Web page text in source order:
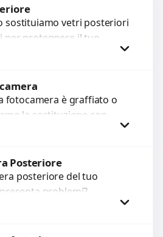
Procedi
sostituiamo vetri posteriori
per proteggere il tuo
ripristinare l’estetica
Procedi
fotocamera è graffiato o
la sostituzione con
qualità garantiti per 3
Procedi
Posteriore
posteriore del tuo
problemi?
per risolvere guasti come